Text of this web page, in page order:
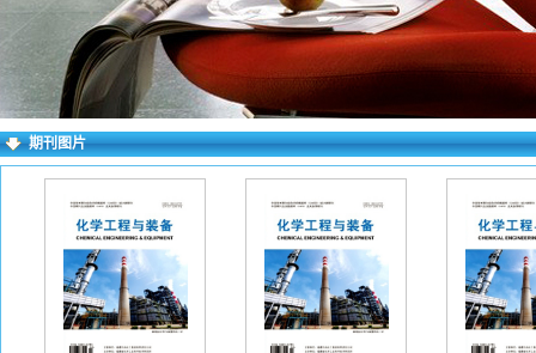
不超
民族
证原
填写
看不
字以
请填
稿网
期刊图片